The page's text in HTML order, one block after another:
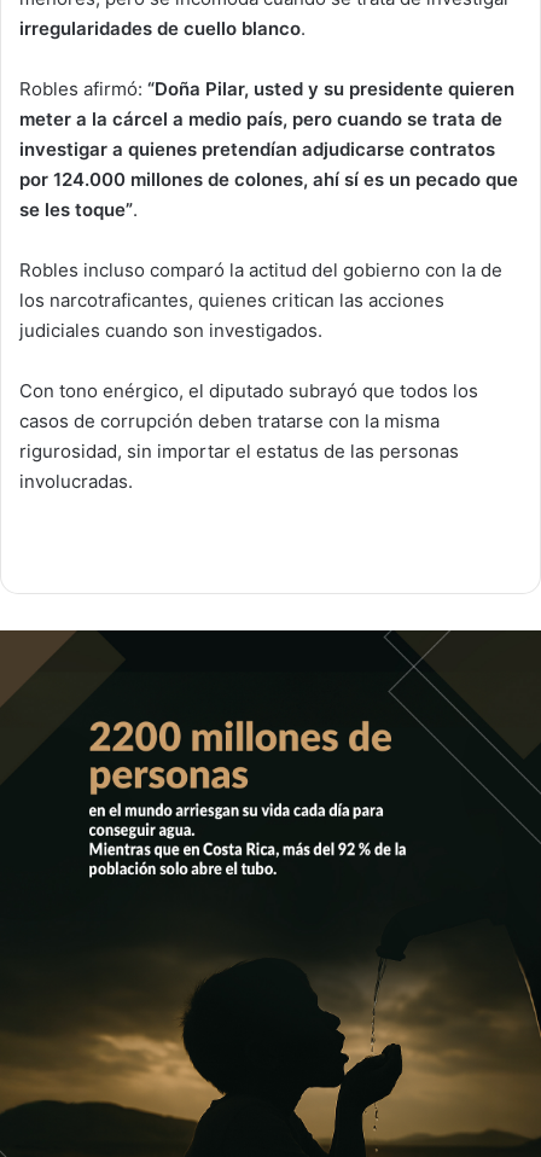
irregularidades de cuello blanco.
Robles afirmó: “Doña Pilar, usted y su presidente quieren
meter a la cárcel a medio país, pero cuando se trata de
investigar a quienes pretendían adjudicarse contratos
por 124.000 millones de colones, ahí sí es un pecado que
se les toque”.
Robles incluso comparó la actitud del gobierno con la de
los narcotraficantes, quienes critican las acciones
judiciales cuando son investigados.
Con tono enérgico, el diputado subrayó que todos los
casos de corrupción deben tratarse con la misma
rigurosidad, sin importar el estatus de las personas
involucradas.